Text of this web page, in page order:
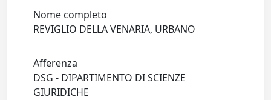
Nome completo
REVIGLIO DELLA VENARIA, URBANO
Afferenza
DSG - DIPARTIMENTO DI SCIENZE
GIURIDICHE